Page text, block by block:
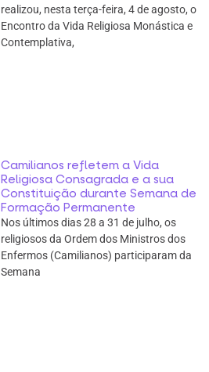
realizou, nesta terça-feira, 4 de agosto, o
Encontro da Vida Religiosa Monástica e
Contemplativa,
Camilianos refletem a Vida
Religiosa Consagrada e a sua
Constituição durante Semana de
Formação Permanente
Nos últimos dias 28 a 31 de julho, os
religiosos da Ordem dos Ministros dos
Enfermos (Camilianos) participaram da
Semana